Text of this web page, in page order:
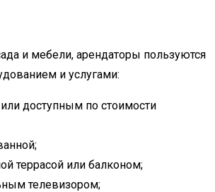
и мебели, арендаторы пользуются
и услугами:
доступным по стоимости
террасой или балконом;
телевизором;